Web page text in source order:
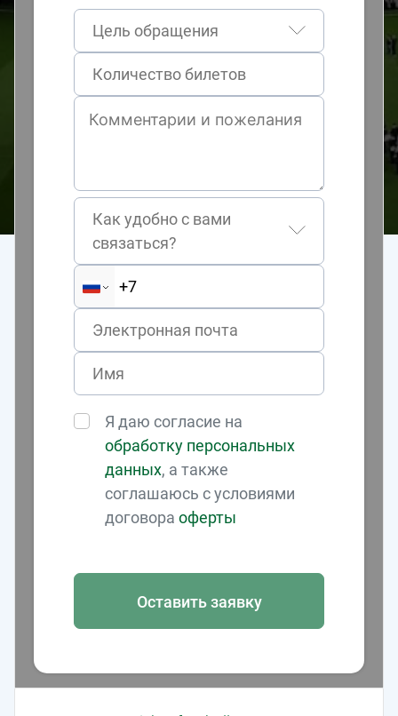
Цель обращения
Как удобно с вами
связаться?
Я даю согласие на
обработку персональных
данных, а также
соглашаюсь с условиями
договораоферты
Оставить заявку